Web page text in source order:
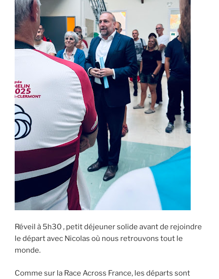
Réveil à 5h30 , petit déjeuner solide avant de rejoindre
le départ avec Nicolas où nous retrouvons tout le
monde.
Comme sur la Race Across France, les départs sont